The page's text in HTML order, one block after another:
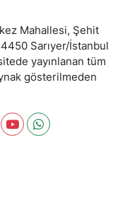
Mahallesi, Şehit
Sarıyer/İstanbul
yayınlanan tüm
gösterilmeden